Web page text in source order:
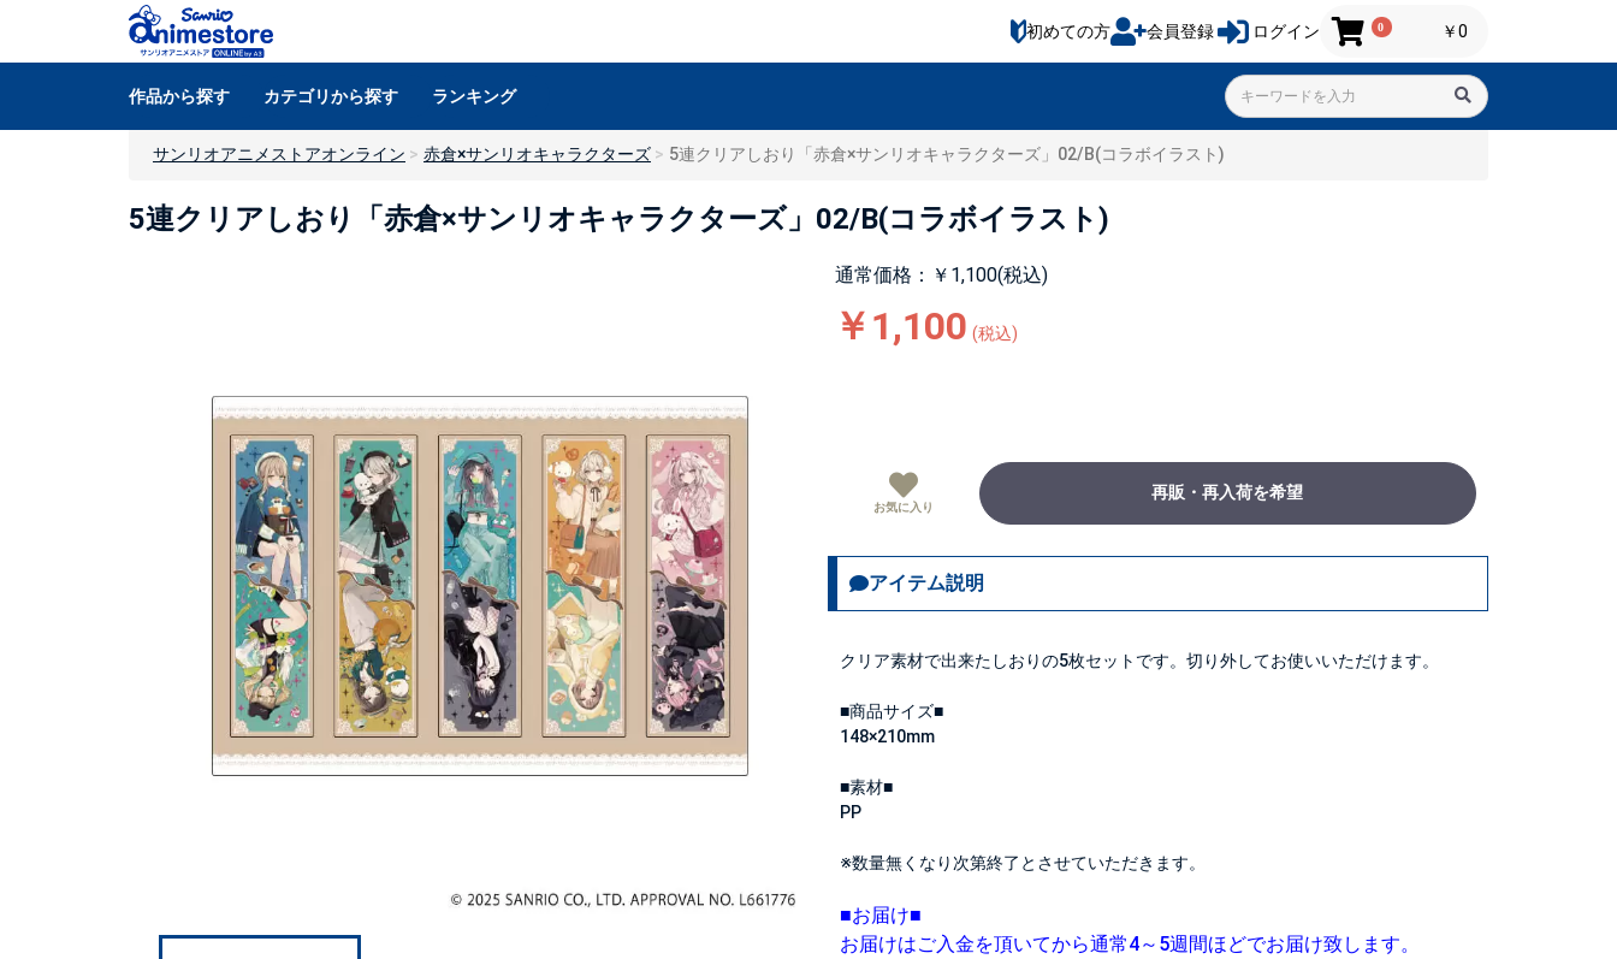
初めての方 会員登録 ログイン 0 ￥0
作品から探す カテゴリから探す ランキング
サンリオアニメストアオンライン 赤倉×サンリオキャラクターズ 5連クリアしおり「赤倉×サンリオキャラクターズ」02/B(コラボイラスト)
5連クリアしおり「赤倉×サンリオキャラクターズ」02/B(コラボイラスト)
通常価格：￥1,100(税込)
￥1,100 (税込)
お気に入り
再販・再入荷を希望
アイテム説明
クリア素材で出来たしおりの5枚セットです。切り外してお使いいただけます。
■商品サイズ■
148×210mm
■素材■
PP
※数量無くなり次第終了とさせていただきます。
■お届け■
お届けはご入金を頂いてから通常4～5週間ほどでお届け致します。